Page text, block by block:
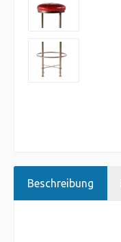
Beschreibung